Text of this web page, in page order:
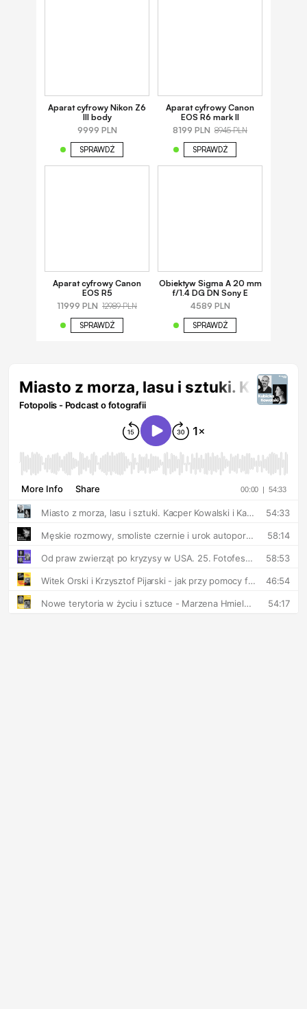
Aparat cyfrowy Nikon Z6
III body
9999 PLN
SPRAWDŹ
Aparat cyfrowy Canon
EOS R6 mark II
8199 PLN 8945 PLN
SPRAWDŹ
Aparat cyfrowy Canon
EOS R5
11999 PLN 12989 PLN
SPRAWDŹ
Obiektyw Sigma A 20 mm
f/1.4 DG DN Sony E
4589 PLN
SPRAWDŹ